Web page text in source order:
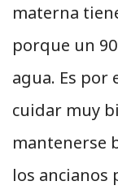
materna
porque un
agua. Es por
cuidar muy
mantenerse
los ancianos